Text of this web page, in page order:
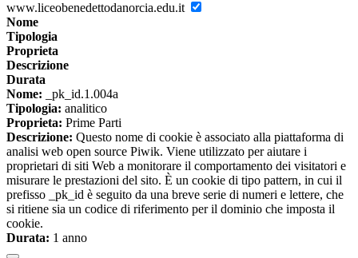
www.liceobenedettodanorcia.edu.it
Nome
Tipologia
Proprieta
Descrizione
Durata
Nome: _pk_id.1.004a
Tipologia: analitico
Proprieta: Prime Parti
Descrizione: Questo nome di cookie è associato alla piattaforma di
analisi web open source Piwik. Viene utilizzato per aiutare i
proprietari di siti Web a monitorare il comportamento dei visitatori e
misurare le prestazioni del sito. È un cookie di tipo pattern, in cui il
prefisso _pk_id è seguito da una breve serie di numeri e lettere, che
si ritiene sia un codice di riferimento per il dominio che imposta il
cookie.
Durata: 1 anno